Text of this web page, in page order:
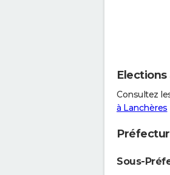
Consultez
à Lanchères
Sous-